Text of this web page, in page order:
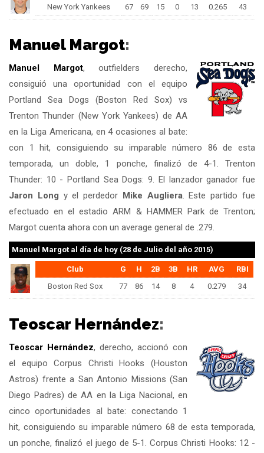
New York Yankees 67 69 15 0 13 0.265 43
Manuel Margot:
Manuel Margot, outfielders derecho,
consiguió una oportunidad con el equipo
Portland Sea Dogs (Boston Red Sox) vs
Trenton Thunder (New York Yankees) de AA
en la Liga Americana, en 4 ocasiones al bate:
con 1 hit, consiguiendo su imparable número 86 de esta
temporada, un doble, 1 ponche, finalizó de 4-1. Trenton
Thunder: 10 - Portland Sea Dogs: 9. El lanzador ganador fue
Jaron Long y el perdedor Mike Augliera. Este partido fue
efectuado en el estadio ARM & HAMMER Park de Trenton;
Margot cuenta ahora con un average general de .279.
Manuel Margot al día de hoy (28 de Julio del año 2015)
Club G H 2B 3B HR AVG
RBI
Boston Red Sox
77 86 14 8 4 0.279 34
Teoscar Hernández:
Teoscar Hernández, derecho, accionó con
el equipo Corpus Christi Hooks (Houston
Astros) frente a San Antonio Missions (San
Diego Padres) de AA en la Liga Nacional, en
cinco oportunidades al bate: conectando 1
hit, consiguiendo su imparable número 68 de esta temporada,
un ponche, finalizó el juego de 5-1. Corpus Christi Hooks: 12 -